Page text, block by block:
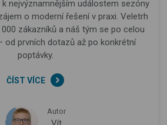
nejvýznamnějším událostem sezóny
o moderní řešení v praxi. Veletrh
zákazníků a náš tým se po celou
od prvních dotazů až po konkrétní
poptávky.
ČÍST VÍCE
Autor